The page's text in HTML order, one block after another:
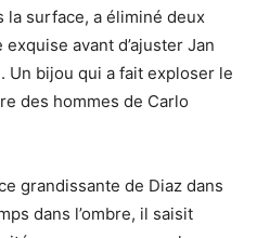
la surface, a éliminé deux
avant d’ajuster Jan
Un bijou qui a fait exploser le
des hommes de Carlo
grandissante de Diaz dans
dans l’ombre, il saisit